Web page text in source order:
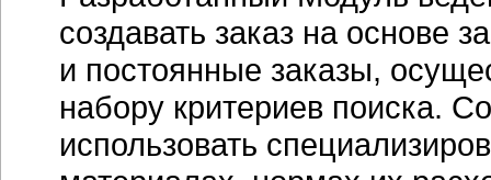
создавать заказ на основе
и постоянные заказы,
набору критериев поиска.
использовать